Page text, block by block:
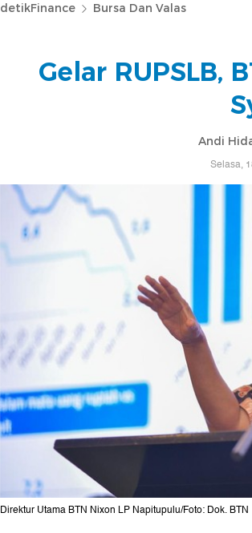
detikFinance Bursa Dan Valas
Gelar RUPSLB,
Andi
Selasa,
Direktur Utama BTN Nixon LP Napitupulu/Foto: Dok. BTN